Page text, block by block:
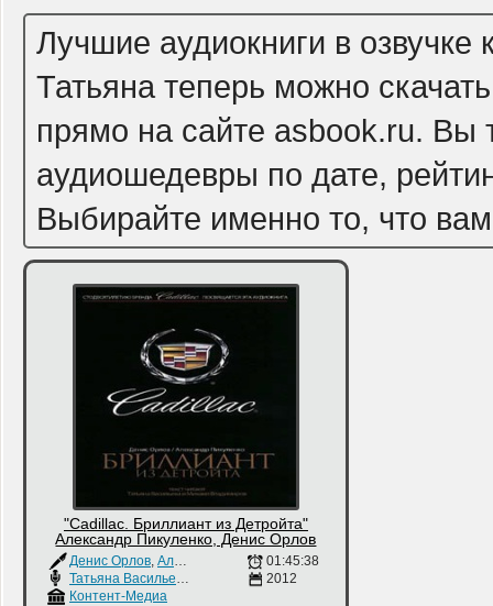
Лучшие аудиокниги в
Татьяна теперь можно
прямо на сайте asbook.ru. Вы
аудиошедевры по дате,
Выбирайте именно то, что
"Cadillac. Бриллиант из Детройта"
Александр Пикуленко, Денис Орлов
Денис Орлов, Александр Пикуленко
Татьяна Васильева
Михаил Виноградов
Контент-Медиа
01:45:38
2012